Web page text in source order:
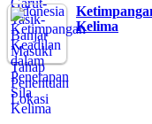
Kelima